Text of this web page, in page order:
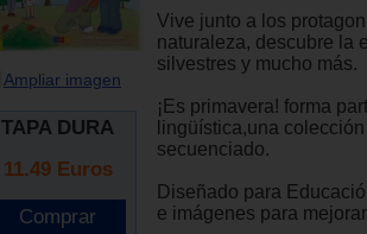
Ampliar imagen
TAPA DURA
11.49 Euros
Vive junto a los
naturaleza, descubre la
silvestres y mucho más.
¡Es primavera! forma
lingüística,una
secuenciado.
Diseñado para
e imágenes para